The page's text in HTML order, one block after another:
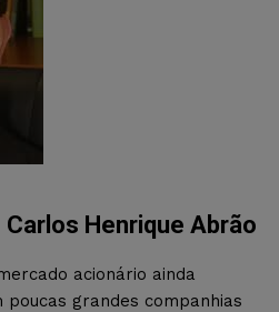
Carlos Henrique Abrão
acionário ainda
grandes companhias